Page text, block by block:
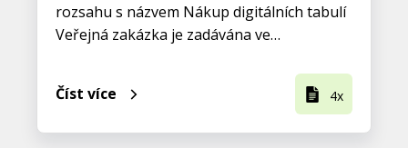
rozsahu s názvem Nákup digitálních tabulí
Veřejná zakázka je zadávána ve…
Číst více 4x